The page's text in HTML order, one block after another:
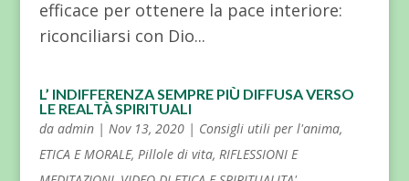
efficace per ottenere la pace interiore:
riconciliarsi con Dio...
L’ INDIFFERENZA SEMPRE PIÙ DIFFUSA VERSO
LE REALTÀ SPIRITUALI
da admin| Nov 13, 2020| Consigli utili per l'anima,
ETICA E MORALE, Pillole di vita, RIFLESSIONI E